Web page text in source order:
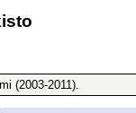
(2003-2011).